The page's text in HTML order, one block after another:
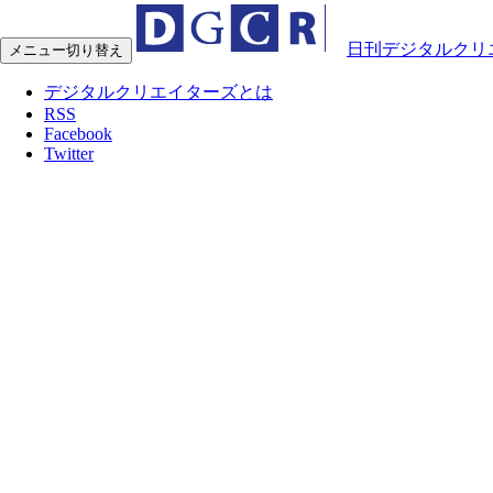
メニュー切り替え 日刊デジタルク
デジタルクリエイターズとは
RSS
Facebook
Twitter